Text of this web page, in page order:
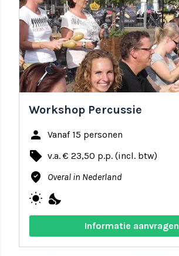
Workshop Percussie
person Vanaf 15 personen
local_offer v.a. € 23,50 p.p. (incl. btw)
where_to_vote Overal in Nederland
wb_sunny nights_stay
Informatie aanvragen